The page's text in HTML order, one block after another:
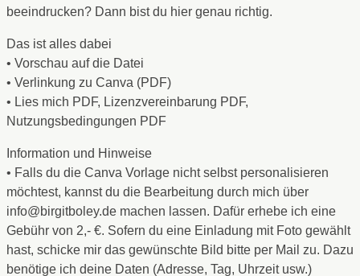
beeindrucken? Dann bist du hier genau richtig.
Das ist alles dabei
• Vorschau auf die Datei
• Verlinkung zu Canva (PDF)
• Lies mich PDF, Lizenzvereinbarung PDF,
Nutzungsbedingungen PDF
Information und Hinweise
• Falls du die Canva Vorlage nicht selbst personalisieren
möchtest, kannst du die Bearbeitung durch mich über
info@birgitboley.de machen lassen. Dafür erhebe ich eine
Gebühr von 2,- €. Sofern du eine Einladung mit Foto gewählt
hast, schicke mir das gewünschte Bild bitte per Mail zu. Dazu
benötige ich deine Daten (Adresse, Tag, Uhrzeit usw.)